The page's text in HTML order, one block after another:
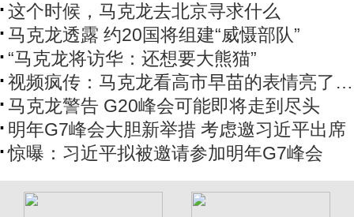
这个时候，马克龙去北京寻求什么
马克龙透露 约20国将组建“威慑部队”
“马克龙将访华：还想要大熊猫”
视频疯传：马克龙看高市早苗的表情亮了…
马克龙警告 G20峰会可能即将走到尽头
明年G7峰会大胆新举措 考虑邀习近平出席
惊曝：习近平拟被邀请参加明年G7峰会